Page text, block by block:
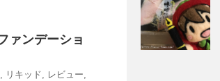
ァンデーショ
, リキッド, レビュー,